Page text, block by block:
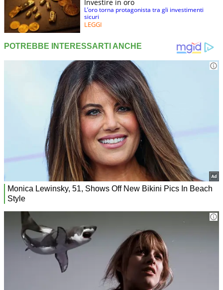
Investire in oro
L’oro torna protagonista tra gli investimenti
sicuri
LEGGI